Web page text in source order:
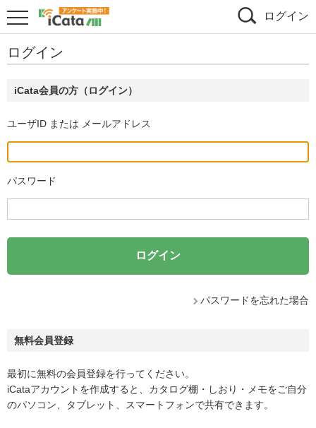
ログイン
ログイン
iCata会員の方（ログイン）
ユーザID または メールアドレス
パスワード
パスワードを忘れた場合
無料会員登録
最初に無料の会員登録を行ってください。
iCataアカウントを作成すると、カタログ棚・しおり・メモをご自分
のパソコン、タブレット、スマートフォンで共有できます。